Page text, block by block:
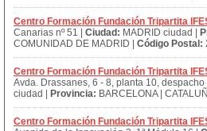
Centro Formación Fundación Tripartita
Canarias nº 51 | Ciudad: MADRID ciudad |
COMUNIDAD DE MADRID | Código Postal:
Centro Formación Fundación Tripartita
Avda. Drassanes, 6 - 8, planta 10, despacho
ciudad |
Provincia: BARCELONA |
Centro Formación Fundación Tripartita